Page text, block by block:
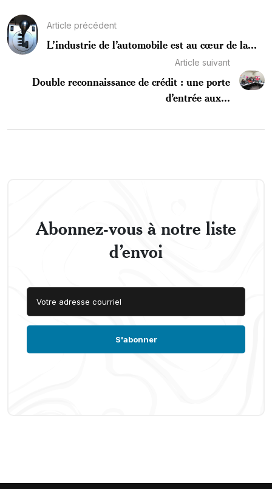
Article précédent
L’industrie de l’automobile est au cœur de la...
Article suivant
Double reconnaissance de crédit : une porte
d’entrée aux...
Abonnez-vous à notre liste
d’envoi